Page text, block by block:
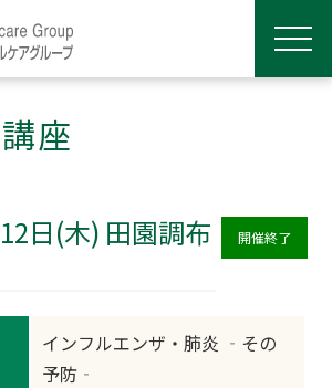
座
開催終了
日(木) 田園調布
インフルエンザ・肺炎 ‐その
予防‐